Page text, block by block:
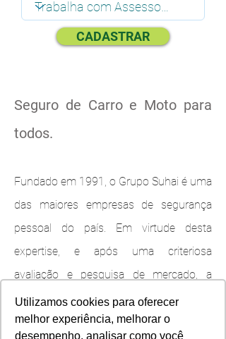
Utilizamos cookies para oferecer
melhor experiência, melhorar o
desempenho, analisar como você
CADASTRAR
Seguro de Carro e Moto para
todos.
Fundado em 1991, o Grupo Suhai é uma
das maiores empresas de segurança
pessoal do país. Em virtude desta
expertise, e após uma criteriosa
avaliação e pesquisa de mercado, a
Suhai identificou uma grande
oportunidade de criar uma seguradora